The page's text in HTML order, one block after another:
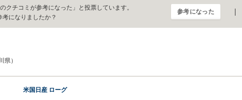
クチコミが参考になった」と投票しています。
になりましたか？
参考になった
県）
米国日産 ローグ